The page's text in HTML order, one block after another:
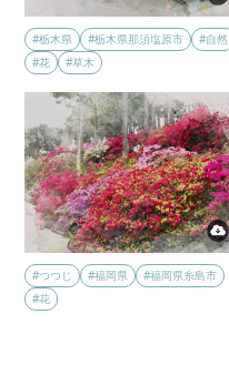
#栃木県 #栃木県那須塩原市
#自然
#花
#草木
#つつじ #福岡県
#福岡県糸島市
#花